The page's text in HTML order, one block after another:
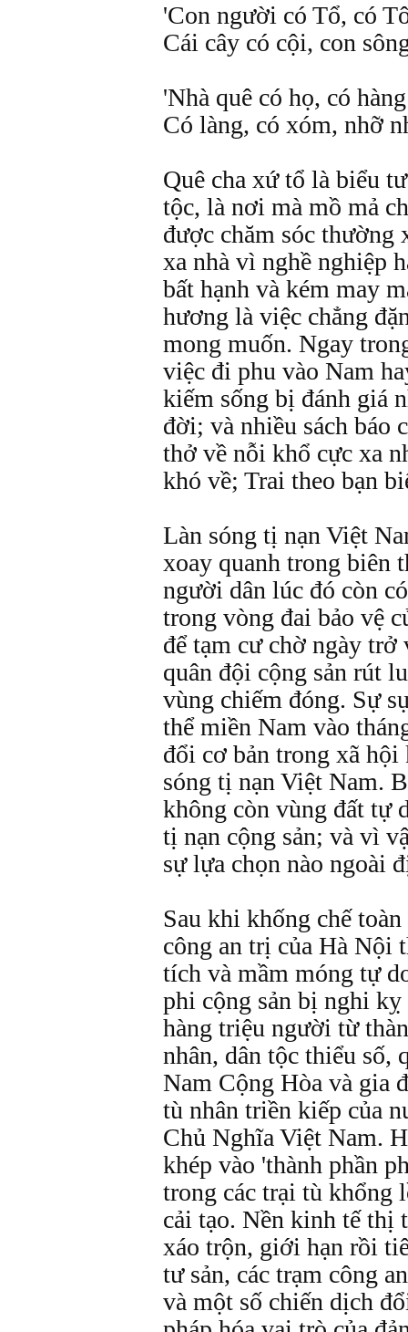
'Con người có Tổ, có
Cái cây có cội, con
'Nhà quê có họ, có hàng
Có làng, có xóm, nhỡ
Quê cha xứ tổ là biểu
tộc, là nơi mà mồ mả
được chăm sóc
xa nhà vì nghề nghiệp
bất hạnh và kém may
hương là việc chẳng
mong muốn. Ngay
việc đi phu vào Nam
kiếm sống bị đánh giá
đời; và nhiều sách báo
thở về nỗi khổ cực xa
khó về; Trai theo bạn
Làn sóng tị nạn Việt
xoay quanh trong biên
người dân lúc đó còn
trong vòng đai bảo vệ
để tạm cư chờ ngày trở
quân đội cộng sản rút
vùng chiếm đóng. Sự
thể miền Nam vào
đổi cơ bản trong xã hội
sóng tị nạn Việt Nam.
không còn vùng đất tự
tị nạn cộng sản; và vì
sự lựa chọn nào ngoài
Sau khi khống chế
công an trị của Hà Nội
tích và mầm móng tự
phi cộng sản bị nghi
hàng triệu người từ
nhân, dân tộc thiểu số,
Nam Cộng Hòa và gia
tù nhân triền kiếp của
Chủ Nghĩa Việt Nam.
khép vào 'thành phần
trong các trại tù khổng
cải tạo. Nền kinh tế thị
xáo trộn, giới hạn rồi
tư sản, các trạm công
và một số chiến dịch